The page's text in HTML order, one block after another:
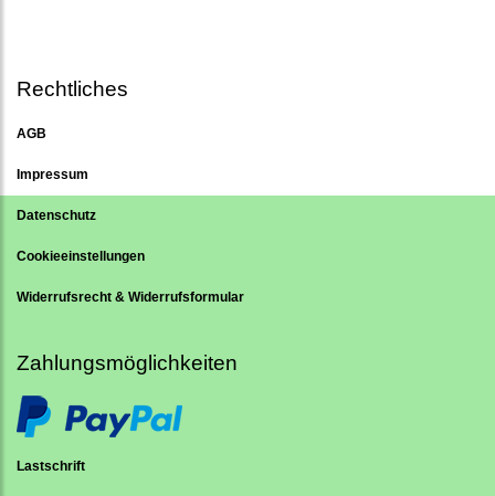
Rechtliches
AGB
Impressum
Datenschutz
Cookieeinstellungen
Widerrufsrecht & Widerrufsformular
Zahlungsmöglichkeiten
Lastschrift